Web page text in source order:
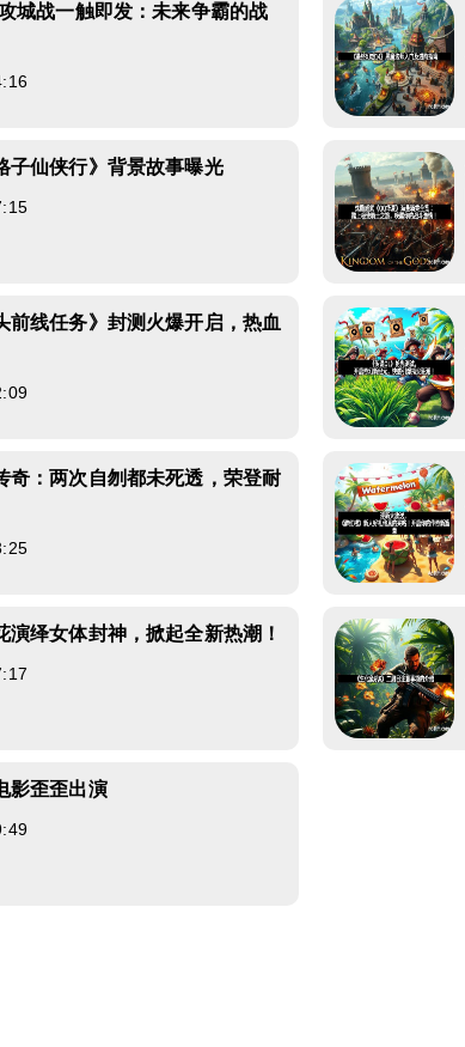
城战一触即发：未来争霸的战
子仙侠行》背景故事曝光
前线任务》封测火爆开启，热血
奇：两次自刎都未死透，荣登耐
演绎女体封神，掀起全新热潮！
影歪歪出演